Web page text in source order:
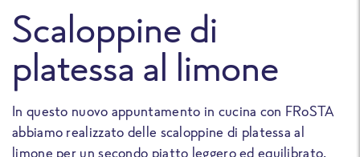
Scaloppine di
platessa al limone
In questo nuovo appuntamento in cucina con FRoSTA
abbiamo realizzato delle scaloppine di platessa al
limone per un secondo piatto leggero ed equilibrato.